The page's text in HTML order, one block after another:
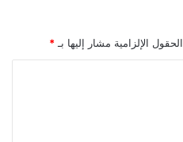
الحقول الإلزامية مشار إليها بـ *